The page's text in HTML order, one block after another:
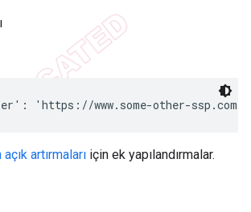
'https://www.some-other-
artırmaları için ek yapılandırmalar.